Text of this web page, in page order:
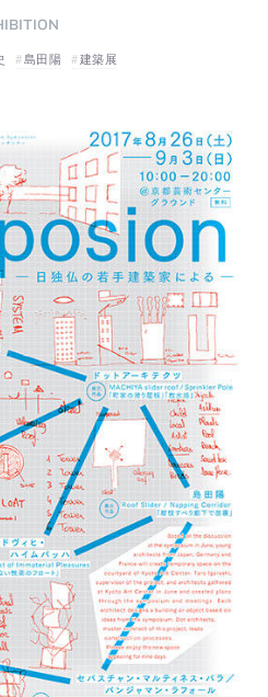
島田陽 建築展